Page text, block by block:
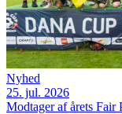
Nyhed
25. jul. 2026
Modtager af årets Fair